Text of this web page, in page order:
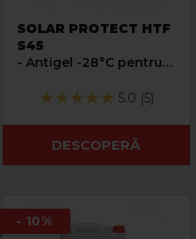
SOLAR PROTECT HTF
S45
- Antigel -28°C pentru
5.0 (5)
DESCOPERĂ
- 10%